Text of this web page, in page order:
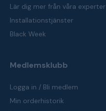
Lär dig mer från våra experter
Installationstjänster
Black Week
Medlemsklubb
Logga in / Bli medlem
Min orderhistorik